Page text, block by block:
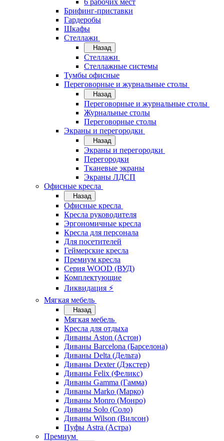
6 рабочих мест
Брифинг-приставки
Гардеробы
Шкафы
Стеллажи
Назад
Стеллажи
Стеллажные системы
Тумбы офисные
Переговорные и журнальные столы
Назад
Переговорные и журнальные столы
Журнальные столы
Переговорные столы
Экраны и перегородки
Назад
Экраны и перегородки
Перегородки
Тканевые экраны
Экраны ЛДСП
Офисные кресла
Назад
Офисные кресла
Кресла руководителя
Эргономичные кресла
Кресла для персонала
Для посетителей
Геймерские кресла
Премиум кресла
Серия WOOD (ВУД)
Комплектующие
Ликвидация ⚡
Мягкая мебель
Назад
Мягкая мебель
Кресла для отдыха
Диваны Aston (Астон)
Диваны Barcelona (Барселона)
Диваны Delta (Дельта)
Диваны Dexter (Дэкстер)
Диваны Felix (Феликс)
Диваны Gamma (Гамма)
Диваны Marko (Марко)
Диваны Monro (Монро)
Диваны Solo (Соло)
Диваны Wilson (Вилсон)
Пуфы Astra (Астра)
Премиум